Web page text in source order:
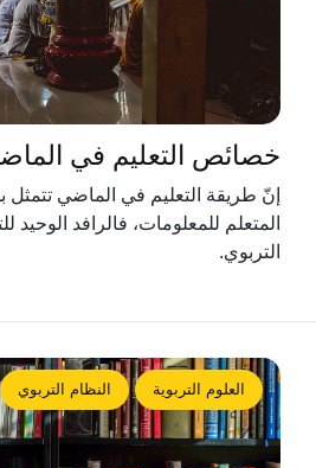
خصائص التعليم في
إنّ طريقة التعليم في الماضي
المتعلم للمعلومات، فالرافد الوحيد
التربوي.
العلوم التربوية النظام التربوي